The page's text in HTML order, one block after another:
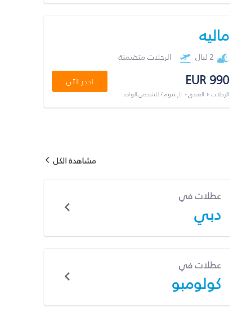
ماليه
2 ليال الرحلات متضمنة
EUR 990
الرحلات + الفندق + الرسوم / للشخص الواحد
احجز الآن
مشاهدة الكل
عطلات في
دبي
عطلات في
كولومبو